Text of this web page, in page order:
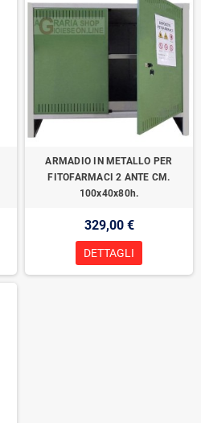
ARMADIO IN METALLO PER
FITOFARMACI 2 ANTE CM.
100x40x80h.
329,00 €
DETTAGLI